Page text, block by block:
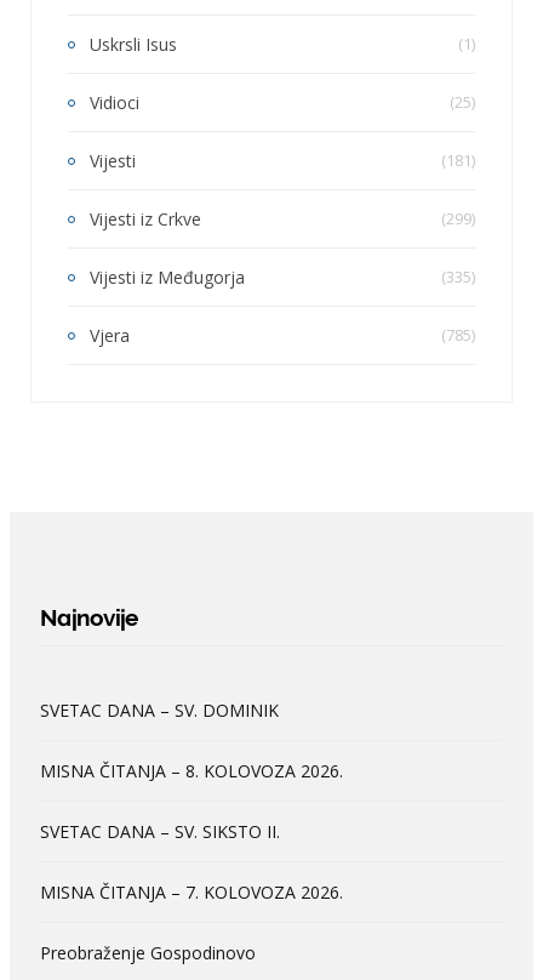
Uskrsli Isus (1)
Vidioci (25)
Vijesti (181)
Vijesti iz Crkve (299)
Vijesti iz Međugorja (335)
Vjera (785)
Najnovije
SVETAC DANA – SV. DOMINIK
MISNA ČITANJA – 8. KOLOVOZA 2026.
SVETAC DANA – SV. SIKSTO II.
MISNA ČITANJA – 7. KOLOVOZA 2026.
Preobraženje Gospodinovo